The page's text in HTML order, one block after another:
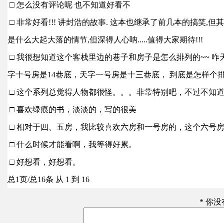
□ 怎么没有评论呢 也不知道好看不
□ 非常好看!!! 讲封浩的故事. 这本也继承了前几本的搞笑,但
是什么大起大落的情节,但深得人心呐.....值得大家期待!!!
□ 我很想知道这个客栈里边的巷子和房子是怎么排列的~~ 咋
字十号房是14巷底，天字一号房是十三巷底， 到底是怎样个
□ 这个系列总觉得人物都很怪。。。非常特别吧，不过不知
□ 喜欢绿痕的书，淡淡的，写的很美
□ 相对于四、五房，我比较喜欢六房和一号房的，这个六号
□ 什么时候才能看啊，我等得好累。
□ 好想看，好想看。
总1页/总16条 从 1 到 16
* 你没